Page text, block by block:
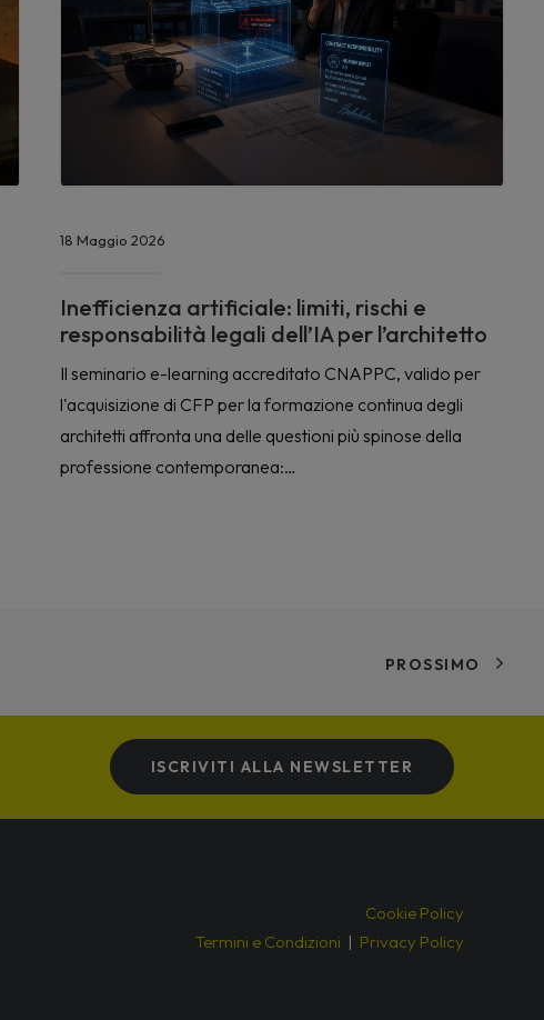
18 Maggio 2026
Inefficienza artificiale: limiti, rischi e
responsabilità legali dell’IA per l’architetto
Il seminario e-learning accreditato CNAPPC, valido per
l'acquisizione di CFP per la formazione continua degli
architetti affronta una delle questioni più spinose della
professione contemporanea:…
PROSSIMO
ISCRIVITI ALLA NEWSLETTER
Cookie Policy
Termini e Condizioni | Privacy Policy